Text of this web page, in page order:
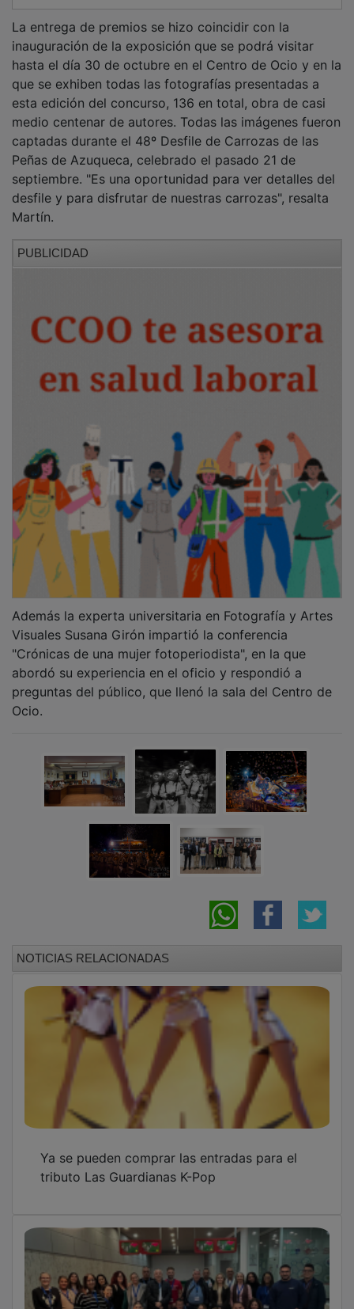
inauguración de la exposición que se podrá visitar
hasta el día 30 de octubre en el Centro de Ocio y en la
que se exhiben todas las fotografías presentadas a
esta edición del concurso, 136 en total, obra de casi
medio centenar de autores. Todas las imágenes fueron
captadas durante el 48º Desfile de Carrozas de las
Peñas de Azuqueca, celebrado el pasado 21 de
septiembre. "Es una oportunidad para ver detalles del
desfile y para disfrutar de nuestras carrozas", resalta
Martín.
Visuales Susana Girón impartió la conferencia
"Crónicas de una mujer fotoperiodista", en la que
abordó su experiencia en el oficio y respondió a
preguntas del público, que llenó la sala del Centro de
Ocio.
tributo Las Guardianas K-Pop